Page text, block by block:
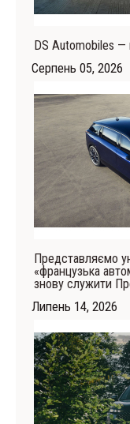
DS Automobiles —
Серпень 05, 2026
Представляємо
«французька
знову служити
Липень 14, 2026